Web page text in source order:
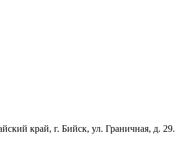
край, г. Бийск, ул. Граничная, д. 29.